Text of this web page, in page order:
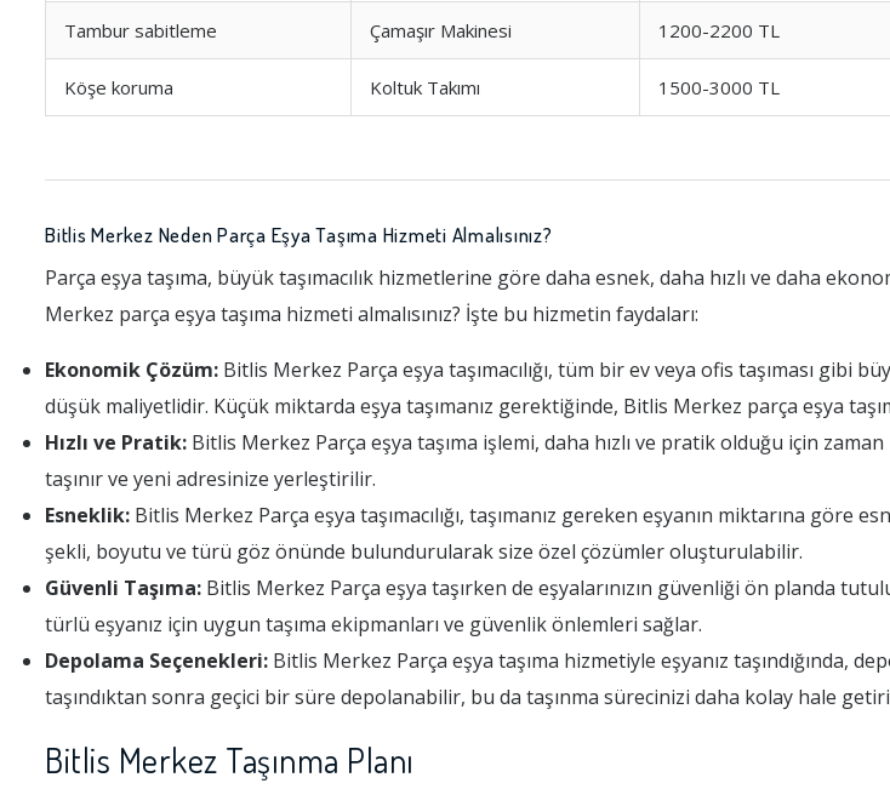
Tambur sabitleme Çamaşır Makinesi 1200-2200 TL
Köşe koruma Koltuk Takımı 1500-3000 TL
Bitlis Merkez Neden Parça Eşya Taşıma Hizmeti Almalısınız?
Parça eşya taşıma, büyük taşımacılık hizmetlerine göre daha esnek, daha hızlı ve daha
Merkez parça eşya taşıma hizmeti almalısınız? İşte bu hizmetin faydaları:
Ekonomik Çözüm: Bitlis Merkez Parça eşya taşımacılığı, tüm bir ev veya ofis taşıması gibi
düşük maliyetlidir. Küçük miktarda eşya taşımanız gerektiğinde, Bitlis Merkez parça eşya
Hızlı ve Pratik: Bitlis Merkez Parça eşya taşıma işlemi, daha hızlı ve pratik olduğu için zaman
taşınır ve yeni adresinize yerleştirilir.
Esneklik: Bitlis Merkez Parça eşya taşımacılığı, taşımanız gereken eşyanın miktarına göre
şekli, boyutu ve türü göz önünde bulundurularak size özel çözümler oluşturulabilir.
Güvenli Taşıma: Bitlis Merkez Parça eşya taşırken de eşyalarınızın güvenliği ön planda
türlü eşyanız için uygun taşıma ekipmanları ve güvenlik önlemleri sağlar.
Depolama Seçenekleri: Bitlis Merkez Parça eşya taşıma hizmetiyle eşyanız taşındığında,
taşındıktan sonra geçici bir süre depolanabilir, bu da taşınma sürecinizi daha kolay hale
Bitlis Merkez Taşınma Planı